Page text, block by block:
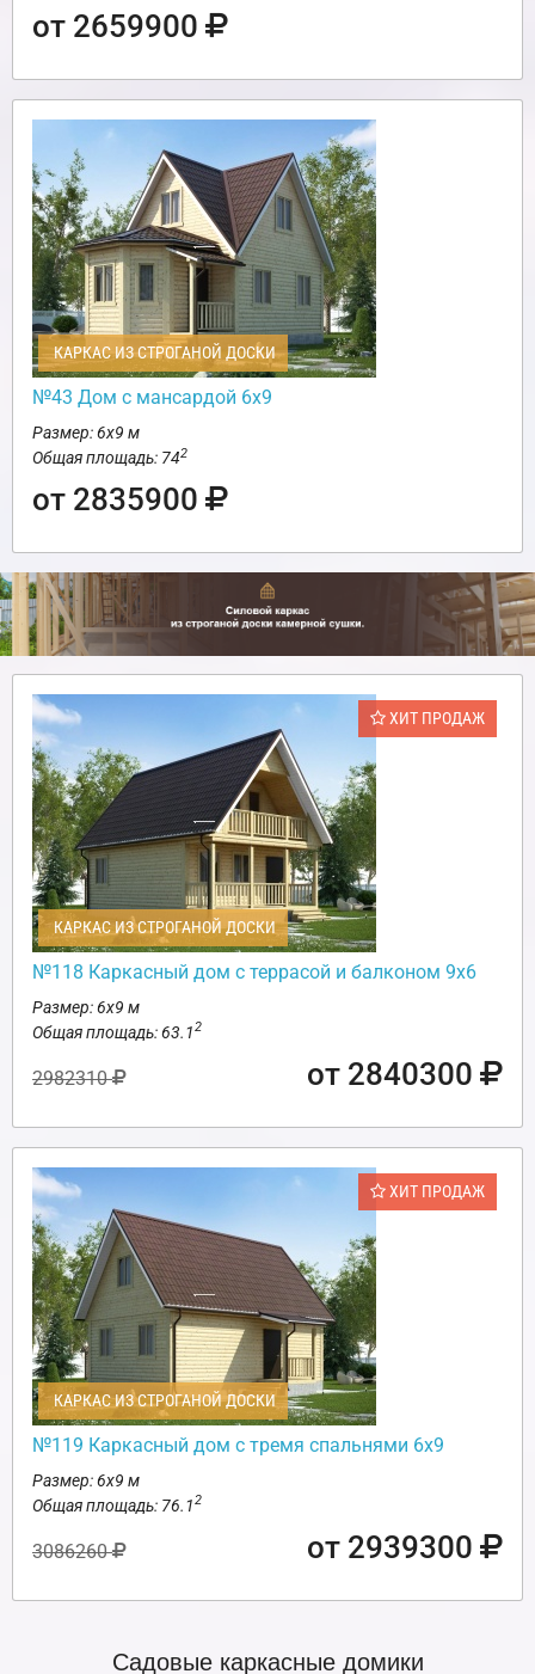
от 2659900
КАРКАС ИЗ СТРОГАНОЙ ДОСКИ
№43 Дом с мансардой 6х9
Размер: 6х9 м
Общая площадь: 742
от 2835900
ХИТ ПРОДАЖ
КАРКАС ИЗ СТРОГАНОЙ ДОСКИ
№118 Каркасный дом с террасой и балконом 9х6
Размер: 6х9 м
Общая площадь: 63.12
2982310 от 2840300
ХИТ ПРОДАЖ
КАРКАС ИЗ СТРОГАНОЙ ДОСКИ
№119 Каркасный дом с тремя спальнями 6х9
Размер: 6х9 м
Общая площадь: 76.12
3086260 от 2939300
Садовые каркасные домики